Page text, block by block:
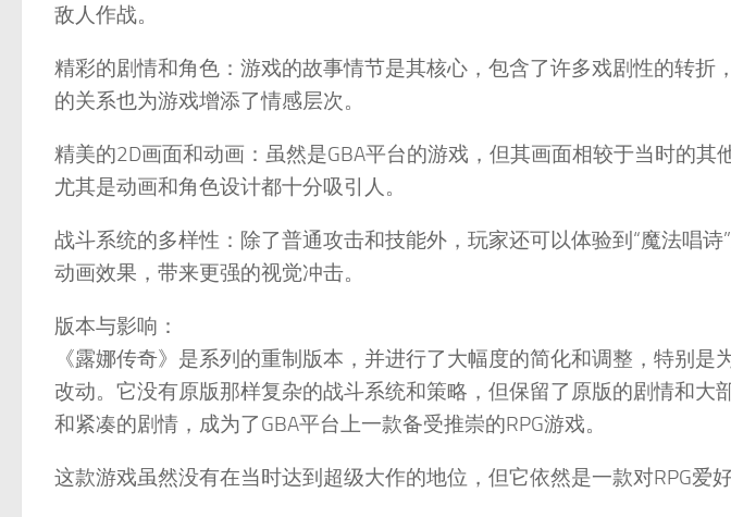
敌人作战。
精彩的剧情和角色：游戏的故事情节是其核心，包含了许多戏剧性的转折
的关系也为游戏增添了情感层次。
精美的2D画面和动画：虽然是GBA平台的游戏，但其画面相较于当时的其
尤其是动画和角色设计都十分吸引人。
战斗系统的多样性：除了普通攻击和技能外，玩家还可以体验到“魔法唱
动画效果，带来更强的视觉冲击。
版本与影响：
《露娜传奇》是系列的重制版本，并进行了大幅度的简化和调整，特别是
改动。它没有原版那样复杂的战斗系统和策略，但保留了原版的剧情和大
和紧凑的剧情，成为了GBA平台上一款备受推崇的RPG游戏。
这款游戏虽然没有在当时达到超级大作的地位，但它依然是一款对RPG爱